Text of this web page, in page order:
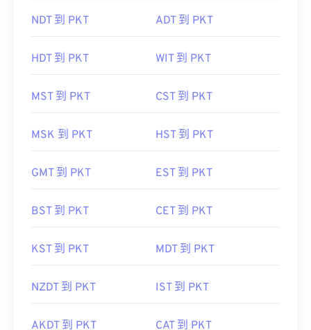
NDT 到 PKT ADT 到 PKT
HDT 到 PKT WIT 到 PKT
MST 到 PKT CST 到 PKT
MSK 到 PKT HST 到 PKT
GMT 到 PKT EST 到 PKT
BST 到 PKT CET 到 PKT
KST 到 PKT MDT 到 PKT
NZDT 到 PKT IST 到 PKT
AKDT 到 PKT CAT 到 PKT